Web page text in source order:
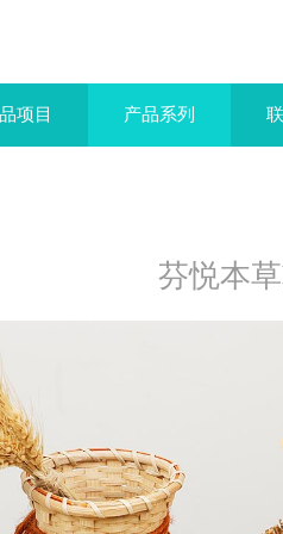
项目 产品系列
芬悦本